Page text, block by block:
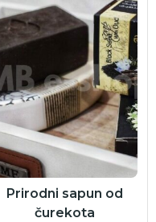
Prirodni sapun od
čurekota